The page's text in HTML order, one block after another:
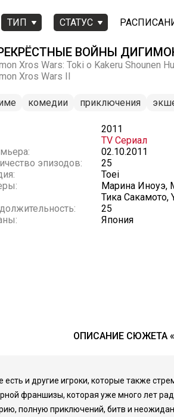
ТИП СТАТУС
ВОЙНЫ
Xros Wars: Toki o Kakeru Shounen
Xros Wars II
комедии приключения
2011
TV Сериал
02.10.2011
эпизодов:
25
Toei
Марина Иноуэ,
Тика Сакамото,
25
Япония
ОПИСАНИЕ СЮЖЕТА
и другие игроки, которые также
франшизы, которая уже много лет
полную приключений, битв и